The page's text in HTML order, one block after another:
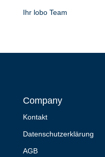
Ihr lobo Team
Company
Kontakt
Datenschutzerklärung
AGB